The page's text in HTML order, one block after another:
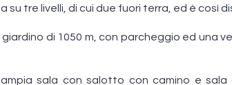
su tre livelli, di cui due fuori terra, ed è così
di 1050 m, con parcheggio ed una
sala con salotto con camino e